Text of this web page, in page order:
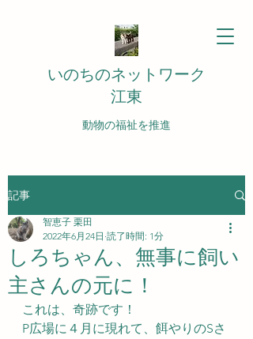
いのちのネットワーク
江東
動物の福祉を推進
記事
しろちゃん、無事に飼い
主さんの元に！
智恵子 栗田
2022年6月24日 読了時間: 1分
これは、奇跡です！
P広場に４月に現れて、餌やりのSさ